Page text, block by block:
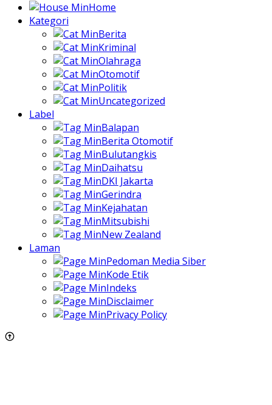
Home
Kategori
Berita
Kriminal
Olahraga
Otomotif
Politik
Uncategorized
Label
Balapan
Berita Otomotif
Bulutangkis
Daihatsu
DKI Jakarta
Gerindra
Kejahatan
Mitsubishi
New Zealand
Laman
Pedoman Media Siber
Kode Etik
Indeks
Disclaimer
Privacy Policy